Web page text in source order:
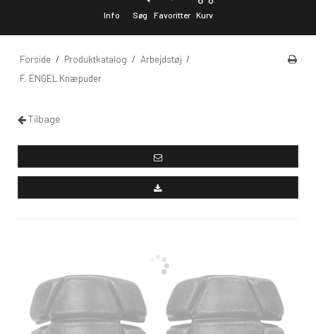
Info Søg Favoritter Kurv
Forside / Produktkatalog / Arbejdstøj /
F. ENGEL Knæpuder
Tilbage